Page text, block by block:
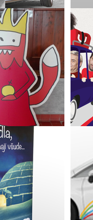
pro výstavu
Opráski
RollUp pro
spol. s r.o.